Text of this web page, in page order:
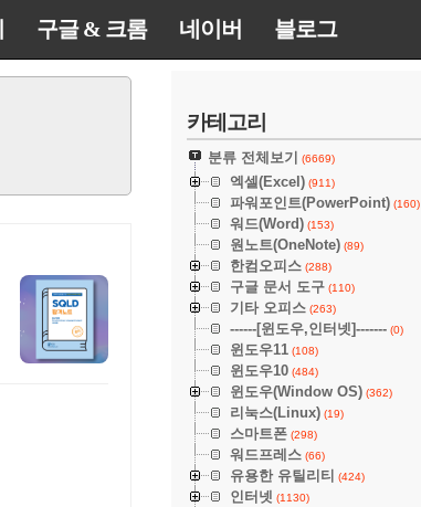
구글 & 크롬 네이버 블로그
카테고리
분류 전체보기 (6669)
엑셀(Excel) (911)
파워포인트(PowerPoint) (160)
워드(Word) (153)
원노트(OneNote) (89)
한컴오피스 (288)
구글 문서 도구 (110)
기타 오피스 (263)
------[윈도우,인터넷]------- (0)
윈도우11 (108)
윈도우10 (484)
윈도우(Window OS) (362)
리눅스(Linux) (19)
스마트폰 (298)
워드프레스 (66)
유용한 유틸리티 (424)
인터넷 (1130)